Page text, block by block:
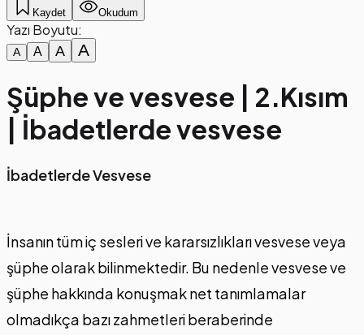
Kaydet Okudum
Yazı Boyutu:
A A A A
Şüphe ve vesvese | 2.Kısım
| İbadetlerde vesvese
İbadetlerde Vesvese
İnsanın tüm iç sesleri ve kararsızlıkları vesvese veya
şüphe olarak bilinmektedir. Bu nedenle vesvese ve
şüphe hakkında konuşmak net tanımlamalar
olmadıkça bazı zahmetleri beraberinde